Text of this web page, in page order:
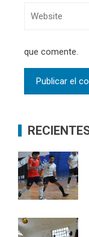
que comente.